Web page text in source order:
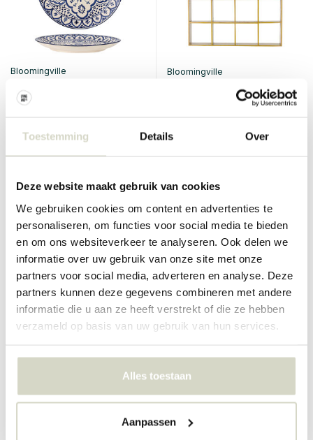
Toestemming Details Over
Deze website maakt gebruik van cookies
We gebruiken cookies om content en advertenties te
personaliseren, om functies voor social media te bieden
en om ons websiteverkeer te analyseren. Ook delen we
informatie over uw gebruik van onze site met onze
partners voor social media, adverteren en analyse. Deze
partners kunnen deze gegevens combineren met andere
informatie die u aan ze heeft verstrekt of die ze hebben
verzameld op basis van uw gebruik van hun services.
Alles toestaan
Aanpassen
Bloomingville
med 6 stk
Inkl. mva
• På lager
Bloomingville
Bekka veggstativ
Inkl. mva
SALE 25%
Limone boller sett med 6 stk
SALE 25%
Maxima krus blå sett med 6
deler
€140,00